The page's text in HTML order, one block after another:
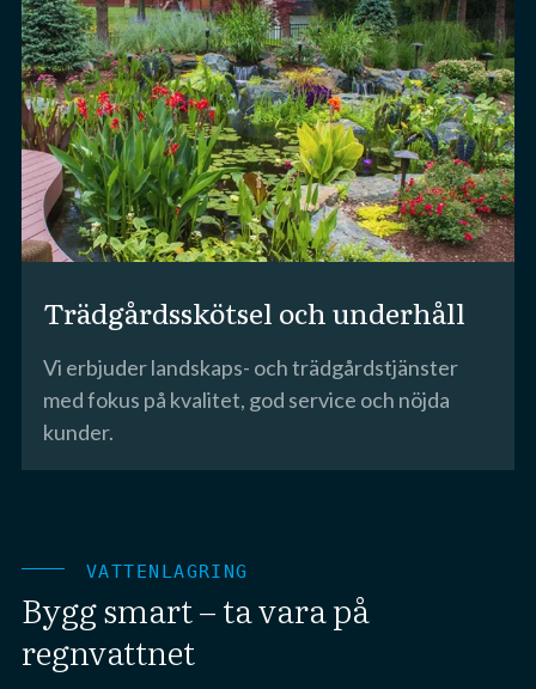
Trädgårdsskötsel och underhåll
Vi erbjuder landskaps- och trädgårdstjänster
med fokus på kvalitet, god service och nöjda
kunder.
VATTENLAGRING
Bygg smart – ta vara på
regnvattnet